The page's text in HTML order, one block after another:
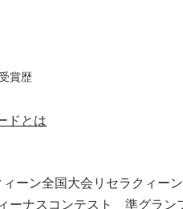
賞歴
ドとは
ィーン全国大会リセラクィーン
ーナスコンテスト 準グラン